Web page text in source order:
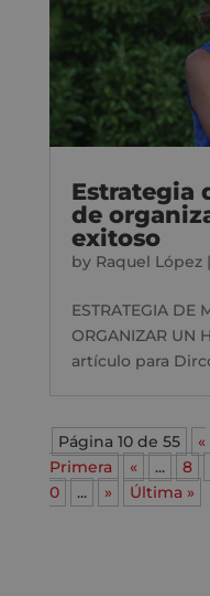
Estrategia
de
exitoso
by Raquel López|
ESTRATEGIA DE
ORGANIZAR UN
artículo para
Página 10 de 55
«
Primera
« ... 8
0
... » Última »